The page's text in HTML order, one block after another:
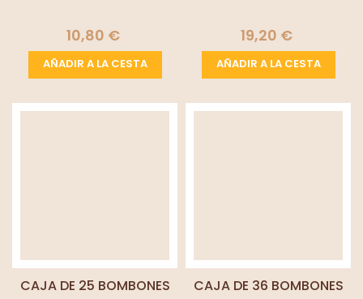
10,80 €
AÑADIR A LA CESTA
19,20 €
AÑADIR A LA CESTA
CAJA DE 25 BOMBONES CAJA DE 36 BOMBONES